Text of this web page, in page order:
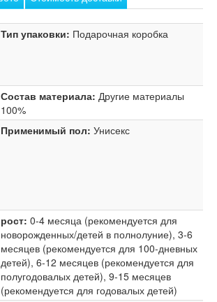
Тип упаковки: Подарочная коробка
Состав материала: Другие материалы
100%
Применимый пол: Унисекс
рост: 0-4 месяца (рекомендуется для
новорожденных/детей в полнолуние), 3-6
месяцев (рекомендуется для 100-дневных
детей), 6-12 месяцев (рекомендуется для
полугодовалых детей), 9-15 месяцев
(рекомендуется для годовалых детей)